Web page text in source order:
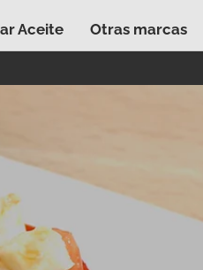
Aceite Otras marcas